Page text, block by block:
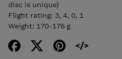
disc is unique)
Flight rating: 3, 4, 0, 1
Weight: 170-176 g